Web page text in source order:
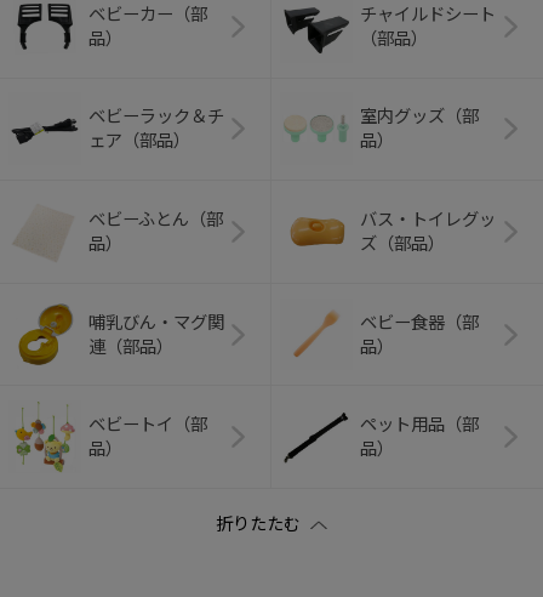
ベビーカー（部
品）
チャイルドシート
（部品）
ベビーラック＆チ
ェア（部品）
室内グッズ（部
品）
ベビーふとん（部
品）
バス・トイレグッ
ズ（部品）
哺乳びん・マグ関
連（部品）
ベビー食器（部
品）
ベビートイ（部
品）
ペット用品（部
品）